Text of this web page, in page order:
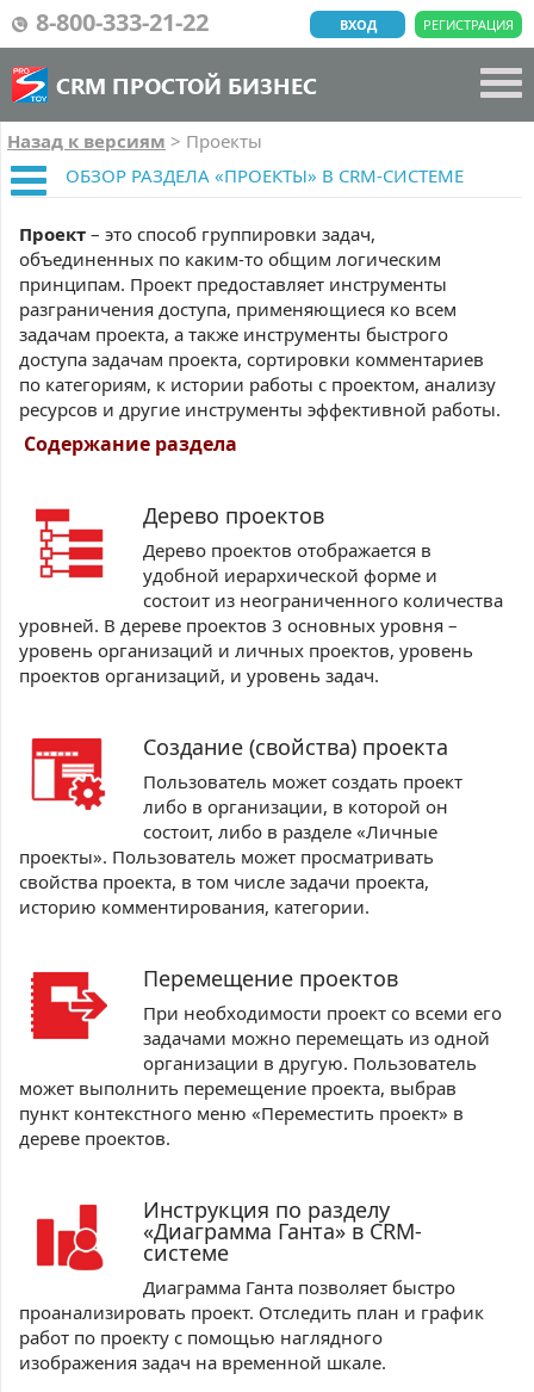
8-800-333-21-22 РЕГИСТРАЦИЯ
ВХОД
CRM ПРОСТОЙ БИЗНЕС
Назад к версиям > Проекты
ОБЗОР РАЗДЕЛА «ПРОЕКТЫ» В CRM-СИСТЕМЕ
Проект – это способ группировки задач,
объединенных по каким-то общим логическим
принципам. Проект предоставляет инструменты
разграничения доступа, применяющиеся ко всем
задачам проекта, а также инструменты быстрого
доступа задачам проекта, сортировки комментариев
по категориям, к истории работы с проектом, анализу
ресурсов и другие инструменты эффективной работы.
Содержание раздела
Дерево проектов
Дерево проектов отображается в
удобной иерархической форме и
состоит из неограниченного количества
уровней. В дереве проектов 3 основных уровня –
уровень организаций и личных проектов, уровень
проектов организаций, и уровень задач.
Создание (свойства) проекта
Пользователь может создать проект
либо в организации, в которой он
состоит, либо в разделе «Личные
проекты». Пользователь может просматривать
свойства проекта, в том числе задачи проекта,
историю комментирования, категории.
Перемещение проектов
При необходимости проект со всеми его
задачами можно перемещать из одной
организации в другую. Пользователь
может выполнить перемещение проекта, выбрав
пункт контекстного меню «Переместить проект» в
дереве проектов.
Инструкция по разделу
«Диаграмма Ганта» в CRM-
системе
Диаграмма Ганта позволяет быстро
проанализировать проект. Отследить план и график
работ по проекту с помощью наглядного
изображения задач на временной шкале.